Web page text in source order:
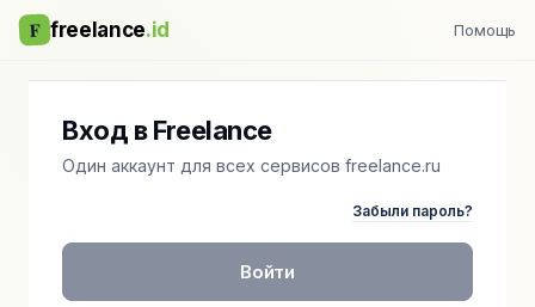
F freelance.id Помощь
Вход в Freelance
Один аккаунт для всех сервисов freelance.ru
Забыли пароль?
Войти